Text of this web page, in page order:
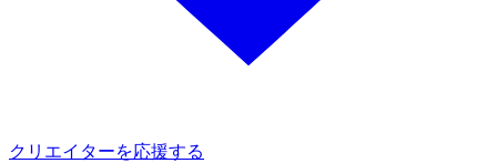
クリエイターを応援する